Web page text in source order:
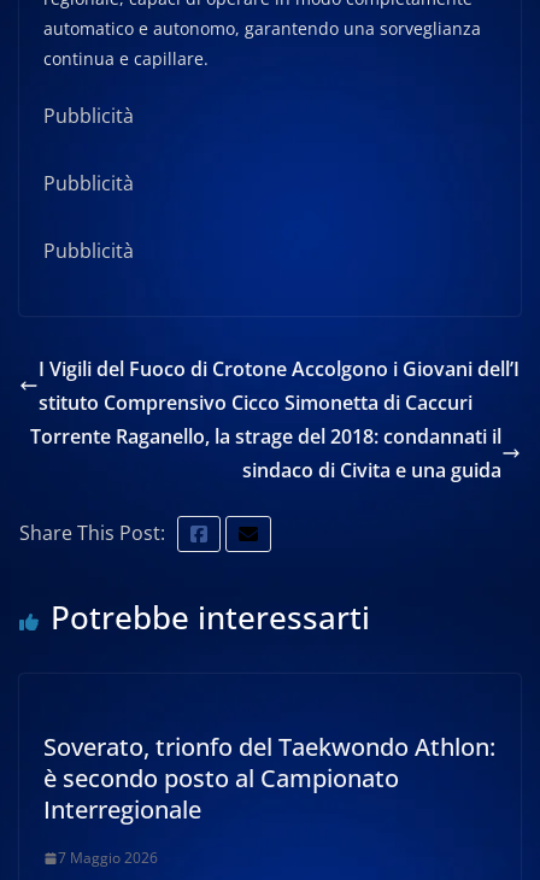
automatico e autonomo, garantendo una sorveglianza
continua e capillare.
Pubblicità
Pubblicità
Pubblicità
I Vigili del Fuoco di Crotone Accolgono i Giovani dell’I
stituto Comprensivo Cicco Simonetta di Caccuri
Torrente Raganello, la strage del 2018: condannati il
sindaco di Civita e una guida
Share This Post:
Potrebbe interessarti
Soverato, trionfo del Taekwondo Athlon:
è secondo posto al Campionato
Interregionale
7 Maggio 2026